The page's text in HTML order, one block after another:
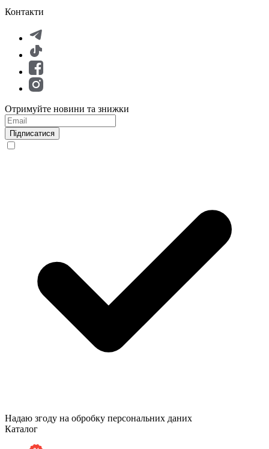
Контакти
Отримуйте новини та знижки
Підписатися
Надаю згоду на обробку персональних даних
Каталог